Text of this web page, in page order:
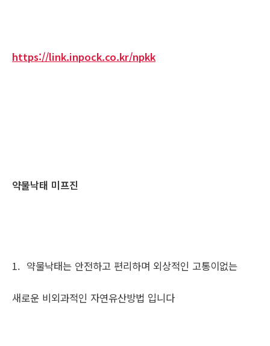
https://link.inpock.co.kr/npkk
약물낙태 미프진
1. 약물낙태는 안전하고 편리하며 외상적인 고통이없는
새로운 비외과적인 자연유산방법 입니다